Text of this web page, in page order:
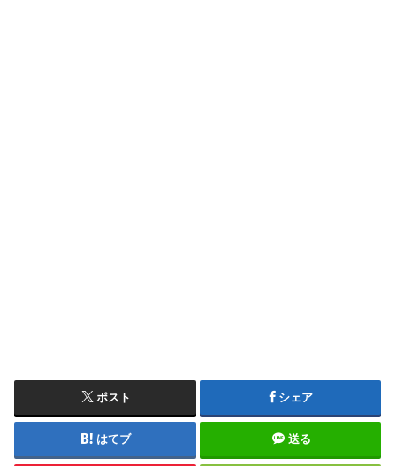
ポスト シェア
はてブ 送る